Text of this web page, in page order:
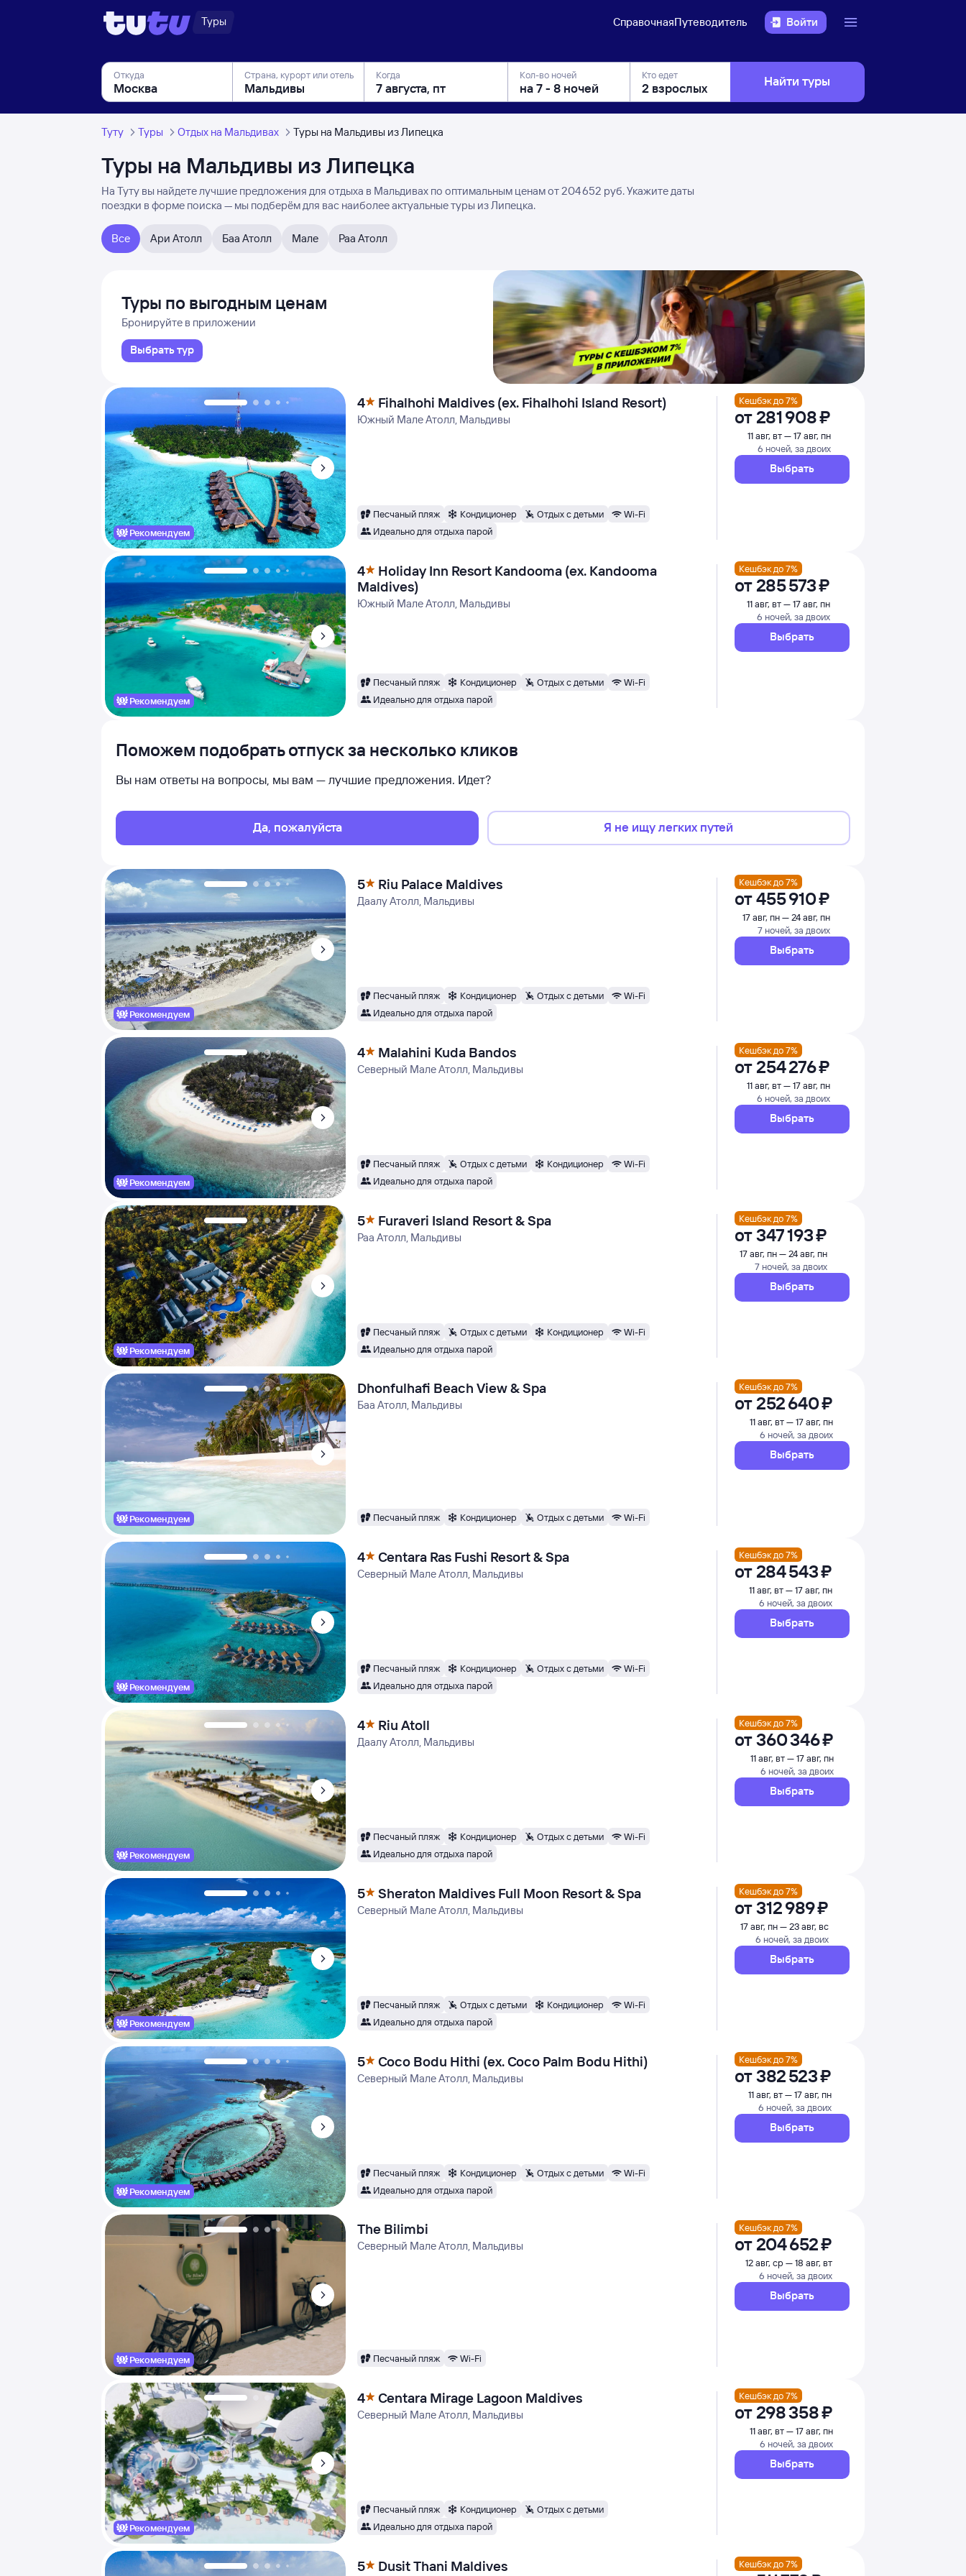
Туры СправочнаяПутеводитель Войти
Откуда Страна, курорт или отель Когда Кол-во ночей Кто едет Найти туры
Туту Туры Отдых на Мальдивах Туры на Мальдивы из Липецка
Туры на Мальдивы из Липецка
На Туту вы найдете лучшие предложения для отдыха в Мальдивах по оптимальным ценам от 204 ⁠652 руб. Укажите даты
поездки в форме поиска — мы подберём для вас наиболее актуальные туры из Липецка.
Все Ари Атолл Баа Атолл Мале Раа Атолл
Туры по выгодным ценам
Бронируйте в приложении
Выбрать тур
Рекомендуем
4 Fihalhohi Maldives (ex. Fihalhohi Island Resort)
Южный Мале Атолл, Мальдивы
Песчаный пляж Кондиционер Отдых с детьми
Wi-Fi
Идеально для отдыха парой
Кешбэк до 7%
от 281 ⁠908 ⁠₽
11 авг, вт — 17 авг, пн
6 ночей, за двоих
Выбрать
Рекомендуем
4
Holiday Inn Resort Kandooma (ex. Kandooma
Maldives)
Южный Мале Атолл, Мальдивы
Песчаный пляж Кондиционер Отдых с детьми
Wi-Fi
Идеально для отдыха парой
Кешбэк до 7%
от 285 ⁠573 ⁠₽
11 авг, вт — 17 авг, пн
6 ночей, за двоих
Выбрать
Поможем подобрать отпуск за несколько кликов
Вы нам ответы на вопросы, мы вам — лучшие предложения. Идет?
Да, пожалуйста Я не ищу легких путей
Рекомендуем
5 Riu Palace Maldives
Даалу Атолл, Мальдивы
Песчаный пляж Кондиционер Отдых с детьми
Wi-Fi
Идеально для отдыха парой
Кешбэк до 7%
от455 ⁠910 ⁠₽
17 авг, пн — 24 авг, пн
7 ночей, за двоих
Выбрать
Рекомендуем
4 Malahini Kuda Bandos
Северный Мале Атолл, Мальдивы
Песчаный пляж Отдых с детьми Кондиционер
Wi-Fi
Идеально для отдыха парой
Кешбэк до 7%
от 254 ⁠276 ⁠₽
11 авг, вт — 17 авг, пн
6 ночей, за двоих
Выбрать
Рекомендуем
5 Furaveri Island Resort & Spa
Раа Атолл, Мальдивы
Песчаный пляж Отдых с детьми Кондиционер
Wi-Fi
Идеально для отдыха парой
Кешбэк до 7%
от347 ⁠193 ⁠₽
17 авг, пн — 24 авг, пн
7 ночей, за двоих
Выбрать
Рекомендуем
Dhonfulhafi Beach View & Spa
Баа Атолл, Мальдивы
Песчаный пляж Кондиционер Отдых с детьми Wi-Fi
Кешбэк до 7%
от 252 ⁠640 ⁠₽
11 авг, вт — 17 авг, пн
6 ночей, за двоих
Выбрать
Рекомендуем
4 Centara Ras Fushi Resort & Spa
Северный Мале Атолл, Мальдивы
Песчаный пляж Кондиционер Отдых с детьми
Wi-Fi
Идеально для отдыха парой
Кешбэк до 7%
от 284 ⁠543 ⁠₽
11 авг, вт — 17 авг, пн
6 ночей, за двоих
Выбрать
Рекомендуем
4 Riu Atoll
Даалу Атолл, Мальдивы
Песчаный пляж Кондиционер Отдых с детьми
Wi-Fi
Идеально для отдыха парой
Кешбэк до 7%
от360 ⁠346 ⁠₽
11 авг, вт — 17 авг, пн
6 ночей, за двоих
Выбрать
Рекомендуем
5 Sheraton Maldives Full Moon Resort & Spa
Северный Мале Атолл, Мальдивы
Песчаный пляж Отдых с детьми Кондиционер
Wi-Fi
Идеально для отдыха парой
Кешбэк до 7%
от312 ⁠989 ⁠₽
17 авг, пн — 23 авг, вс
6 ночей, за двоих
Выбрать
Рекомендуем
5 Coco Bodu Hithi (ex. Coco Palm Bodu Hithi)
Северный Мале Атолл, Мальдивы
Песчаный пляж Кондиционер Отдых с детьми
Wi-Fi
Идеально для отдыха парой
Кешбэк до 7%
от382 ⁠523 ⁠₽
11 авг, вт — 17 авг, пн
6 ночей, за двоих
Выбрать
Рекомендуем
The Bilimbi
Северный Мале Атолл, Мальдивы
Песчаный пляж Wi-Fi
Кешбэк до 7%
от 204 ⁠652 ⁠₽
12 авг, ср — 18 авг, вт
6 ночей, за двоих
Выбрать
Рекомендуем
4 Centara Mirage Lagoon Maldives
Северный Мале Атолл, Мальдивы
Песчаный пляж Кондиционер
Отдых с детьми
Идеально для отдыха парой
Кешбэк до 7%
от 298 ⁠358 ⁠₽
11 авг, вт — 17 авг, пн
6 ночей, за двоих
Выбрать
5 Dusit Thani Maldives Кешбэк до 7%